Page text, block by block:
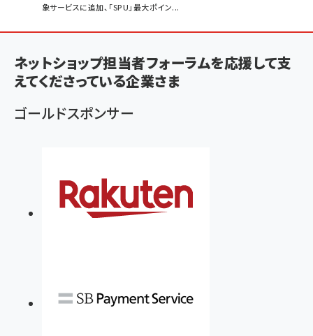
く
ず
象サービスに追加、「SPU」最大ポイン...
ネットショップ担当者フォーラムを応援して支
えてくださっている企業さま
ゴールドスポンサー